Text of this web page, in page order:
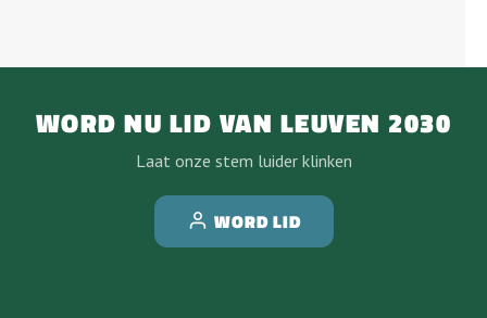
WORD NU LID VAN LEUVEN 2030
Laat onze stem luider klinken
WORD LID